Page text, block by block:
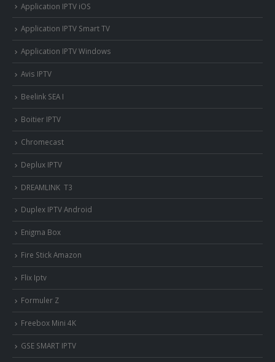
Application IPTV iOS
Application IPTV Smart TV
Application IPTV Windows
Avis IPTV
Beelink SEA I
Boitier IPTV
Chromecast
Deplux IPTV
DREAMLINK T3
Duplex IPTV Android
Enigma Box
Fire Stick Amazon
Flix Iptv
Formuler Z
Freebox Mini 4K
‎GSE SMART IPTV